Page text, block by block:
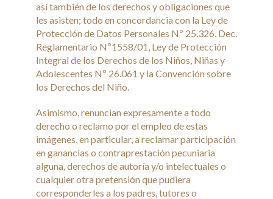
así también de los derechos y obligaciones que
les asisten; todo en concordancia con la Ley de
Protección de Datos Personales Nº 25.326, Dec.
Reglamentario Nº1558/01, Ley de Protección
Integral de los Derechos de los Niños, Niñas y
Adolescentes Nº 26.061 y la Convención sobre
los Derechos del Niño.
Asimismo, renuncian expresamente a todo
derecho o reclamo por el empleo de estas
imágenes, en particular, a reclamar participación
en ganancias o contraprestación pecuniaria
alguna, derechos de autoría y/o intelectuales o
cualquier otra pretensión que pudiera
corresponderles a los padres, tutores o